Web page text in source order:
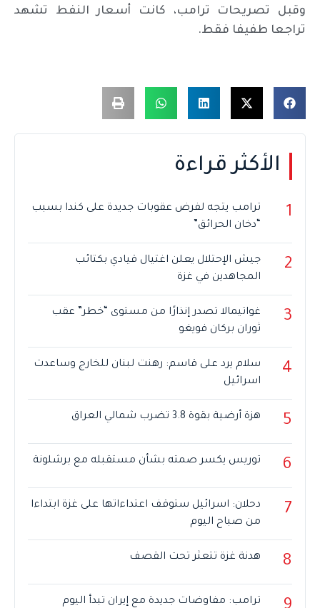
وقبل تصريحات ترامب، كانت أسعار النفط تشهد
تراجعا طفيفا فقط.
الأكثر قراءة
1
ترامب يتجه لفرض عقوبات جديدة على كندا بسبب
“دخان الحرائق”
2
جيش الإحتلال يعلن اغتيال قيادي بكتائب
المجاهدين في غزة
3
غواتيمالا تصدر إنذارًا من مستوى “خطر” عقب
ثوران بركان فويغو
4
سلام يرد على قاسم: رهنت لبنان للخارج وساعدت
اسرائيل
5 هزة أرضية بقوة 3.8 تضرب شمالي العراق
6 توريس يكسر صمته بشأن مستقبله مع برشلونة
7
دحلان: اسرائيل ستوقف اعتداءاتها على غزة ابتداءا
من صباح اليوم
8 هدنة غزة تتعثر تحت القصف
ترامب: مفاوضات جديدة مع إيران تبدأ اليوم